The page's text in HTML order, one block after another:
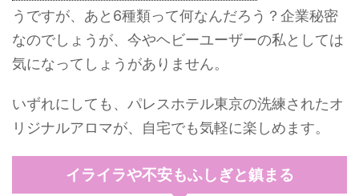
うですが、あと6種類って何なんだろう？企業秘密
なのでしょうが、今やヘビーユーザーの私としては
気になってしょうがありません。
いずれにしても、パレスホテル東京の洗練されたオ
リジナルアロマが、自宅でも気軽に楽しめます。
イライラや不安もふしぎと鎮まる